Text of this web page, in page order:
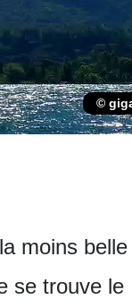
©
moins belle
se trouve le